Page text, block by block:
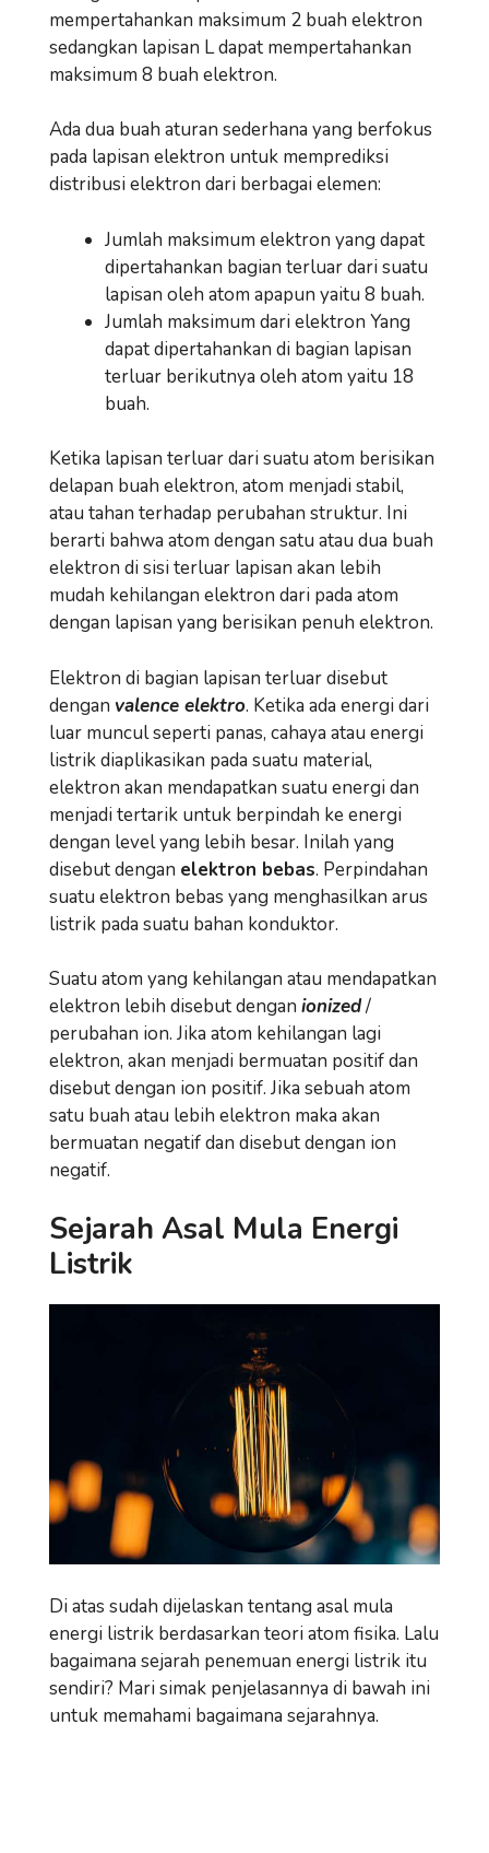
mempertahankan maksimum 2 buah elektron
sedangkan lapisan L dapat mempertahankan
maksimum 8 buah elektron.
Ada dua buah aturan sederhana yang berfokus
pada lapisan elektron untuk memprediksi
distribusi elektron dari berbagai elemen:
Jumlah maksimum elektron yang dapat
dipertahankan bagian terluar dari suatu
lapisan oleh atom apapun yaitu 8 buah.
Jumlah maksimum dari elektron Yang
dapat dipertahankan di bagian lapisan
terluar berikutnya oleh atom yaitu 18
buah.
Ketika lapisan terluar dari suatu atom berisikan
delapan buah elektron, atom menjadi stabil,
atau tahan terhadap perubahan struktur. Ini
berarti bahwa atom dengan satu atau dua buah
elektron di sisi terluar lapisan akan lebih
mudah kehilangan elektron dari pada atom
dengan lapisan yang berisikan penuh elektron.
Elektron di bagian lapisan terluar disebut
dengan valence elektro. Ketika ada energi dari
luar muncul seperti panas, cahaya atau energi
listrik diaplikasikan pada suatu material,
elektron akan mendapatkan suatu energi dan
menjadi tertarik untuk berpindah ke energi
dengan level yang lebih besar. Inilah yang
disebut dengan elektron bebas. Perpindahan
suatu elektron bebas yang menghasilkan arus
listrik pada suatu bahan konduktor.
Suatu atom yang kehilangan atau mendapatkan
elektron lebih disebut dengan ionized/
perubahan ion. Jika atom kehilangan lagi
elektron, akan menjadi bermuatan positif dan
disebut dengan ion positif. Jika sebuah atom
satu buah atau lebih elektron maka akan
bermuatan negatif dan disebut dengan ion
negatif.
Sejarah Asal Mula Energi
Listrik
Di atas sudah dijelaskan tentang asal mula
energi listrik berdasarkan teori atom fisika. Lalu
bagaimana sejarah penemuan energi listrik itu
sendiri? Mari simak penjelasannya di bawah ini
untuk memahami bagaimana sejarahnya.